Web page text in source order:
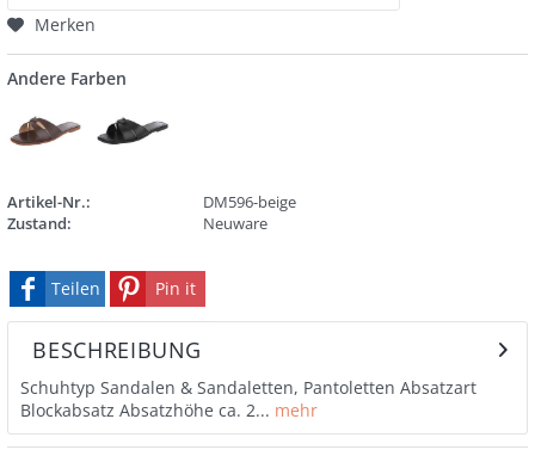
Merken
Andere Farben
Artikel-Nr.:
DM596-beige
Zustand:
Neuware
Teilen Pin it
BESCHREIBUNG
Schuhtyp Sandalen & Sandaletten, Pantoletten Absatzart
Blockabsatz Absatzhöhe ca. 2... mehr